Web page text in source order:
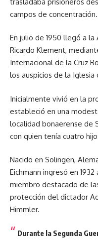
campos de concentración.
En julio de 1950 llegó a
Ricardo Klement,
Internacional de la Cruz
los auspicios de la Iglesia
Inicialmente vivió en la
estableció en una
localidad bonaerense de
con quien tenía cuatro
Nacido en Solingen,
Eichmann ingresó en
miembro destacado de
protección del dictador
Himmler.
Durante la Segunda